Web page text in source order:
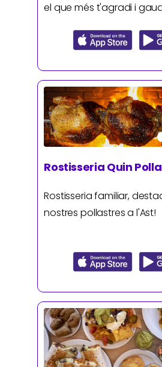
el que més t'agradi i
Rostisseria Quin
Rostisseria familiar,
nostres pollastres a l'Ast!